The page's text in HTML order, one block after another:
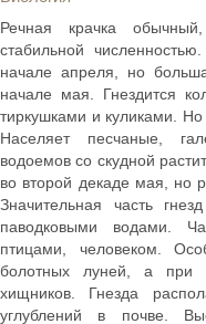
Речная крачка
стабильной
начале апреля, но
начале мая. Гнездится
тиркушками и куликами.
Населяет песчаные,
водоемов со скудной
во второй декаде мая, но
Значительная часть
паводковыми водами.
птицами, человеком.
болотных луней, а при
хищников. Гнезда
углублений в почве.